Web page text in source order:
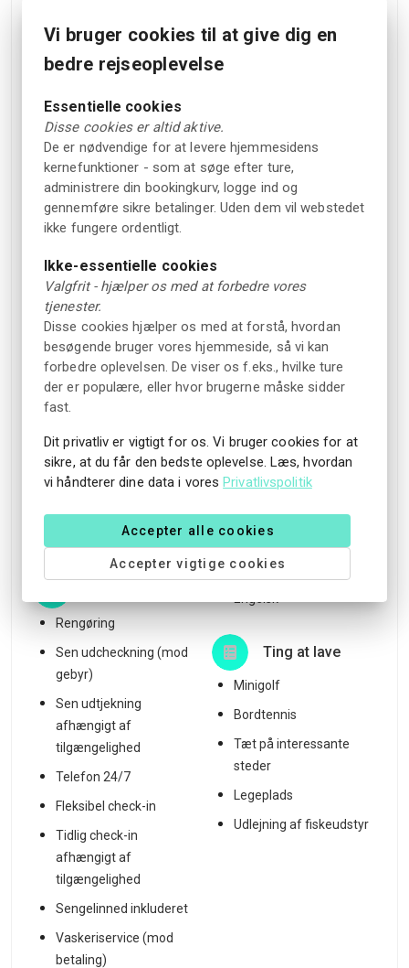
Gæstekøkken
Værelser/faciliteter til
Solsenge
Køleskab og
Familieværelser
Legeområde til børn
Brætspil til låns
Flere serviceområder
Grill til rådighed til låns
Svømmeområde inden
for gåafstand
Vaskemaskine og
WiFi i nogle hytter
Køkken i hytterne
Gæstekøkken indendørs
og udendørs
Rengøring
Sen udcheckning (mod
gebyr)
Sen udtjekning
afhængigt af
tilgængelighed
Telefon 24/7
Fleksibel check-in
Tidlig check-in
afhængigt af
tilgængelighed
Sengelinned inkluderet
Vaskeriservice (mod
betaling)
Kæledyr tilladt i nogle
hytter
parkering
Placering
Tæt på naturen
nærheden
Tæt på en sø
Talte sprog
Norsk
Ting at lave
Minigolf
Bordtennis
Tæt på interessante
steder
Legeplads
Udlejning af fiskeudstyr
Vi bruger cookies til at give dig en
bedre rejseoplevelse
Essentielle cookies
Disse cookies er altid aktive.
De er nødvendige for at levere hjemmesidens
kernefunktioner - som at søge efter ture,
administrere din bookingkurv, logge ind og
gennemføre sikre betalinger. Uden dem vil webstedet
ikke fungere ordentligt.
Ikke-essentielle cookies
Valgfrit - hjælper os med at forbedre vores
tjenester.
Disse cookies hjælper os med at forstå, hvordan
besøgende bruger vores hjemmeside, så vi kan
forbedre oplevelsen. De viser os f.eks., hvilke ture
der er populære, eller hvor brugerne måske sidder
fast.
Dit privatliv er vigtigt for os. Vi bruger cookies for at
sikre, at du får den bedste oplevelse. Læs, hvordan
vi håndterer dine data i voresPrivatlivspolitik
Accepter alle cookies
Accepter vigtige cookies